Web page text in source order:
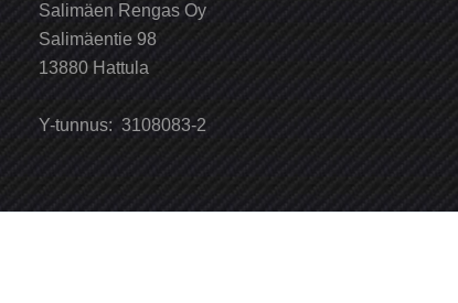
Salimäen Rengas Oy
Salimäentie 98
13880 Hattula
Y-tunnus: 3108083-2